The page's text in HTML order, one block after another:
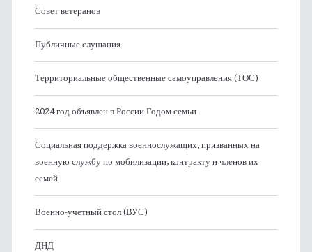
Совет ветеранов
Публичные слушания
Территориальные общественные самоуправления (ТОС)
2024 год объявлен в России Годом семьи
Социальная поддержка военнослужащих, призванных на
военную службу по мобилизации, контракту и членов их
семей
Военно-учетный стол (ВУС)
ДНД